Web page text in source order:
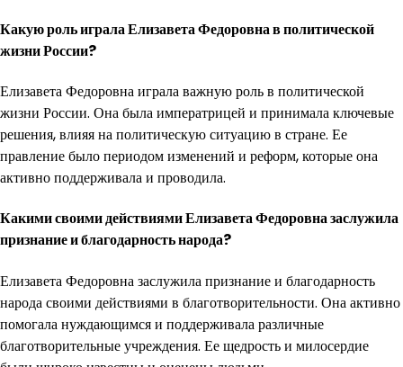
Какую роль играла Елизавета Федоровна в политической
жизни России?
Елизавета Федоровна играла важную роль в политической
жизни России. Она была императрицей и принимала ключевые
решения, влияя на политическую ситуацию в стране. Ее
правление было периодом изменений и реформ, которые она
активно поддерживала и проводила.
Какими своими действиями Елизавета Федоровна заслужила
признание и благодарность народа?
Елизавета Федоровна заслужила признание и благодарность
народа своими действиями в благотворительности. Она активно
помогала нуждающимся и поддерживала различные
благотворительные учреждения. Ее щедрость и милосердие